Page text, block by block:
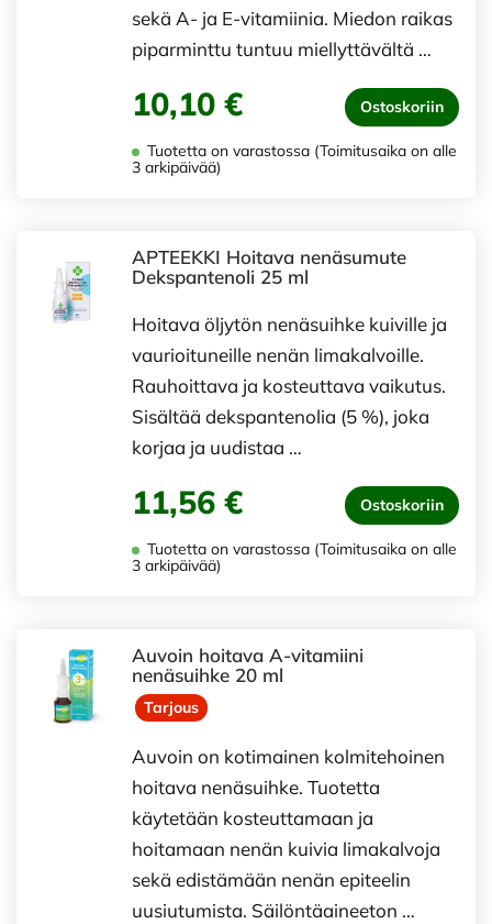
sekä A- ja E-vitamiinia. Miedon raikas
piparminttu tuntuu miellyttävältä …
10,10 € Ostoskoriin
Tuotetta on varastossa (Toimitusaika on alle
3 arkipäivää)
APTEEKKI Hoitava nenäsumute
Dekspantenoli 25 ml
Hoitava öljytön nenäsuihke kuiville ja
vaurioituneille nenän limakalvoille.
Rauhoittava ja kosteuttava vaikutus.
Sisältää dekspantenolia (5 %), joka
korjaa ja uudistaa …
11,56 € Ostoskoriin
Tuotetta on varastossa (Toimitusaika on alle
3 arkipäivää)
Auvoin hoitava A-vitamiini
nenäsuihke 20 ml
Tarjous
Auvoin on kotimainen kolmitehoinen
hoitava nenäsuihke. Tuotetta
käytetään kosteuttamaan ja
hoitamaan nenän kuivia limakalvoja
sekä edistämään nenän epiteelin
uusiutumista. Säilöntäaineeton …